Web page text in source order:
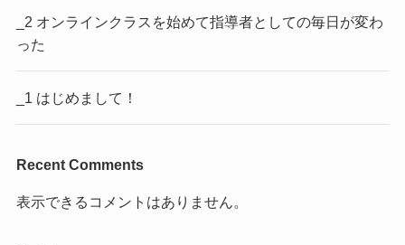
_2 オンラインクラスを始めて指導者としての毎日が変わ
った
_1 はじめまして！
Recent Comments
表示できるコメントはありません。